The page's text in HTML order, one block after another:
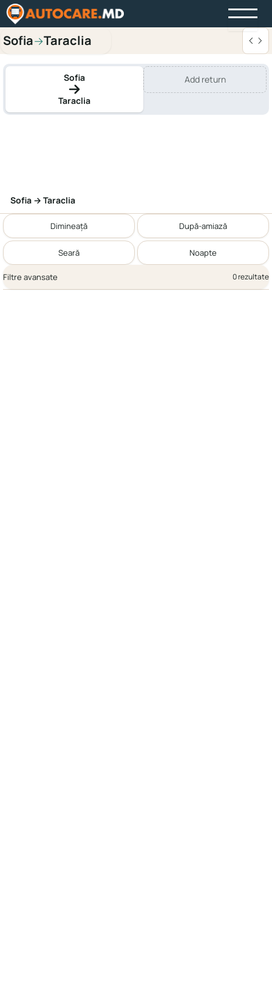
Sofia→Taraclia
Sofia
Taraclia
Add return
Sofia → Taraclia
Dimineață După-amiază
Seară Noapte
Filtre avansate 0 rezultate